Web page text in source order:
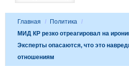
Главная / Политика /
МИД КР резко отреагировал на
Эксперты опасаются, что это
отношениям